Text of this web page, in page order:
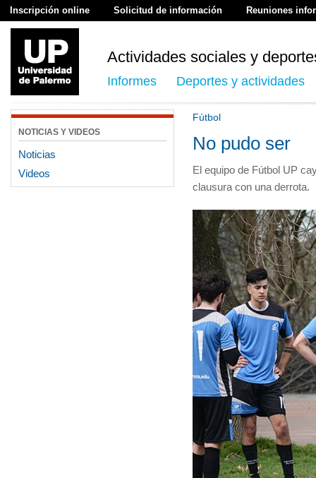
Inscripción online Solicitud de información Reuniones
Actividades sociales y
Informes Deportes y actividades
NOTICIAS Y VIDEOS
Noticias
Videos
Fútbol
No pudo ser
El equipo de Fútbol UP
clausura con una derrota.